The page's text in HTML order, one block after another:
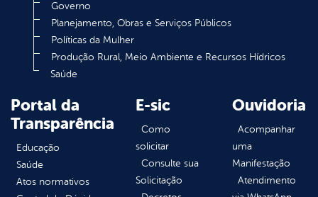
Governo
Planejamento, Obras e Serviços Públicos
Políticas da Mulher
Produção Rural, Meio Ambiente e Recursos Hídricos
Saúde
Portal da
Transparência
Educação
Saúde
Atos normativos
E-sic
Como
solicitar
Consulte sua
Solicitação
Ouvidoria
Acompanhar
uma
Manifestação
Atendimento